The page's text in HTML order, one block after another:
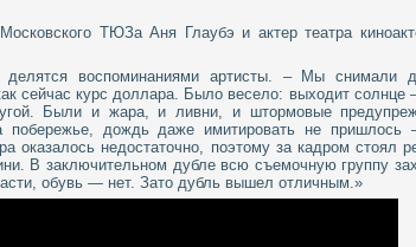
ТЮЗа Аня Глаубэ и актер театра
воспоминаниями артисты. – Мы снимали
сейчас курс доллара. Было весело: выходит солнце
Были и жара, и ливни, и штормовые
побережье, дождь даже имитировать не пришлось
оказалось недостаточно, поэтому за кадром стоял
В заключительном дубле всю съемочную группу
обувь — нет. Зато дубль вышел отличным.»